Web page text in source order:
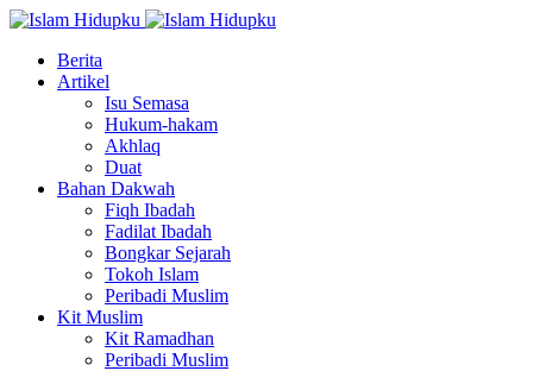
Berita
Artikel
Isu Semasa
Hukum-hakam
Akhlaq
Duat
Bahan Dakwah
Fiqh Ibadah
Fadilat Ibadah
Bongkar Sejarah
Tokoh Islam
Peribadi Muslim
Kit Muslim
Kit Ramadhan
Peribadi Muslim